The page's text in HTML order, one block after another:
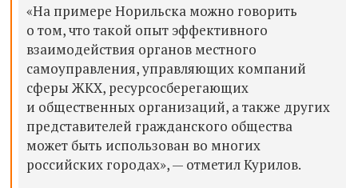
«На примере Норильска можно говорить
о том, что такой опыт эффективного
взаимодействия органов местного
самоуправления, управляющих компаний
сферы ЖКХ, ресурсосберегающих
и общественных организаций, а также других
представителей гражданского общества
может быть использован во многих
российских городах», — отметил Курилов.